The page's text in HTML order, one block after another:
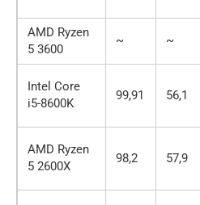
AMD Ryzen
5 3600
~ ~
Intel Core
i5-8600K
99,91 56,1
AMD Ryzen
5 2600X
98,2 57,9